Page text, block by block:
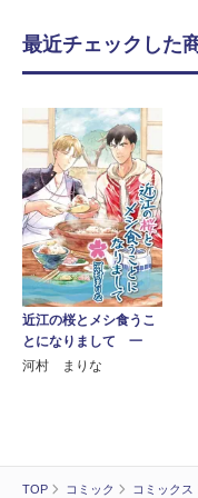
TOP コミック コミックス
最近チェックした
近江の桜とメシ食うこ
とになりまして 一
河村 まりな